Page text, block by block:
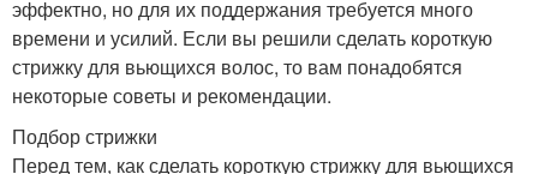
эффектно, но для их поддержания требуется много
времени и усилий. Если вы решили сделать короткую
стрижку для вьющихся волос, то вам понадобятся
некоторые советы и рекомендации.
Подбор стрижки
Перед тем, как сделать короткую стрижку для вьющихся